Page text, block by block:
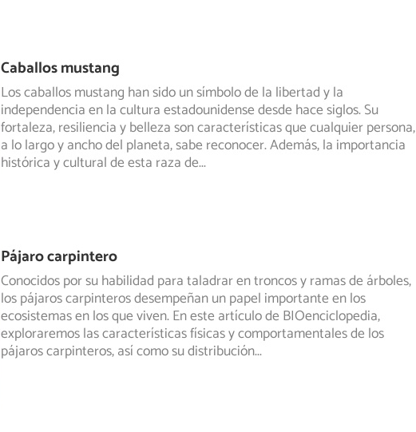
Caballos mustang
Los caballos mustang han sido un símbolo de la libertad y la
independencia en la cultura estadounidense desde hace siglos. Su
fortaleza, resilienciay belleza son características que cualquier persona,
a lo largo y ancho del planeta, sabe reconocer. Además, la importancia
histórica y cultural de esta raza de...
Pájaro carpintero
Conocidos por su habilidad para taladrar en troncos y ramas de árboles,
los pájaros carpinteros desempeñan un papel importante en los
ecosistemasen los que viven. En este artículo de BIOenciclopedia,
exploraremos las características físicas y comportamentales de los
pájaros carpinteros, así como su distribución...